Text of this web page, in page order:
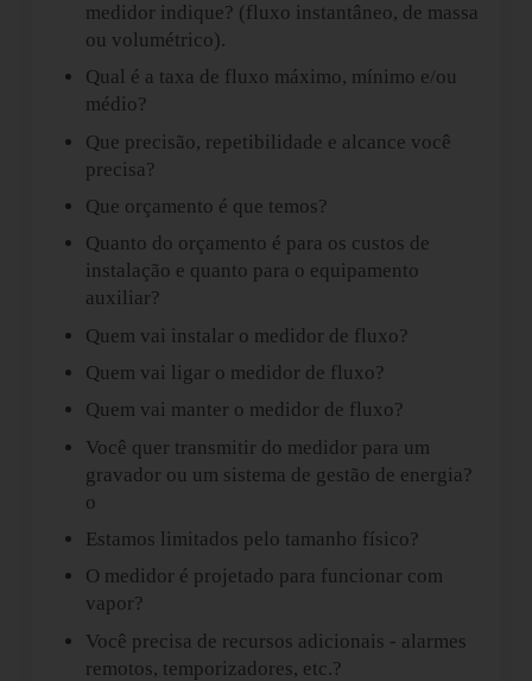
medidor indique? (fluxo instantâneo, de massa
ou volumétrico).
Qual é a taxa de fluxo máximo, mínimo e/ou
médio?
Que precisão, repetibilidade e alcance você
precisa?
Que orçamento é que temos?
Quanto do orçamento é para os custos de
instalação e quanto para o equipamento
auxiliar?
Quem vai instalar o medidor de fluxo?
Quem vai ligar o medidor de fluxo?
Quem vai manter o medidor de fluxo?
Você quer transmitir do medidor para um
gravador ou um sistema de gestão de energia?
o
Estamos limitados pelo tamanho físico?
O medidor é projetado para funcionar com
vapor?
Você precisa de recursos adicionais - alarmes
remotos, temporizadores, etc.?